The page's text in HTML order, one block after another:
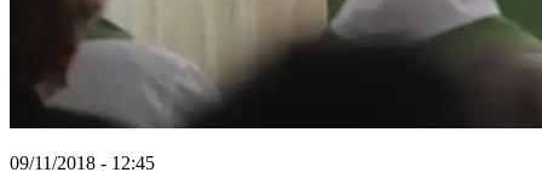
09/11/2018 - 12:45